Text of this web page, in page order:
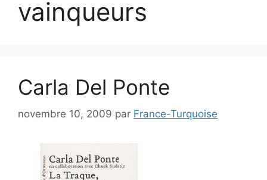
vainqueurs
Carla Del Ponte
novembre 10, 2009 par France-Turquoise